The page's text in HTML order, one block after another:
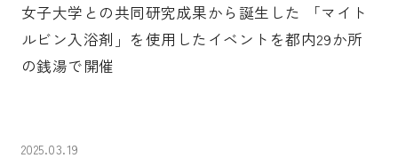
女子大学との共同研究成果から誕生した 「マイト
ルビン入浴剤」を使用したイベントを都内29か所
の銭湯で開催
2025.03.19